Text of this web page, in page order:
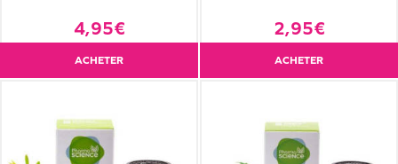
4,95€
ACHETER
2,95€
ACHETER